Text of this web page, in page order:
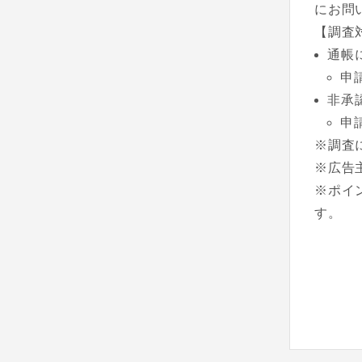
にお問
【調
通帳
申
非承
申
※調査
※広告
※ポイ
す。